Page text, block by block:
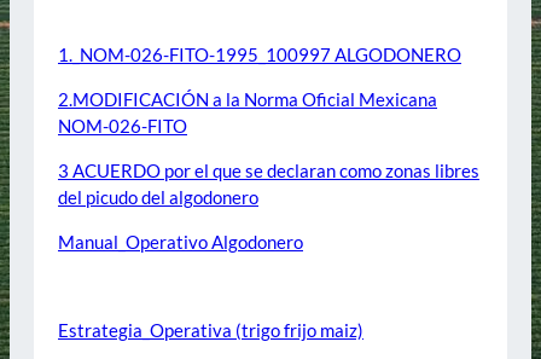
1._NOM-026-FITO-1995_100997 ALGODONERO
2.MODIFICACIÓN a la Norma Oficial Mexicana
NOM-026-FITO
3 ACUERDO por el que se declaran como zonas libres
del picudo del algodonero
Manual_Operativo Algodonero
Estrategia_Operativa (trigo frijo maiz)